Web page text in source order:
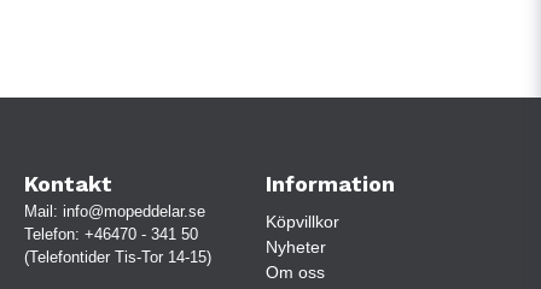
Kontakt
Mail: info@mopeddelar.se
Telefon: +46470 - 341 50
(Telefontider Tis-Tor 14-15)
Information
Köpvillkor
Nyheter
Om oss